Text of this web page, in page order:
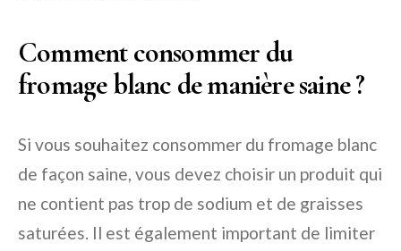
Comment consommer du
fromage blanc de manière saine ?
Si vous souhaitez consommer du fromage blanc
de façon saine, vous devez choisir un produit qui
ne contient pas trop de sodium et de graisses
saturées. Il est également important de limiter